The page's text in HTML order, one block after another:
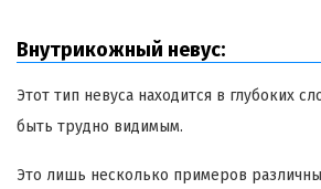
Внутрикожный невус:
Этот тип невуса находится в глубоких
быть трудно видимым.
Это лишь несколько примеров